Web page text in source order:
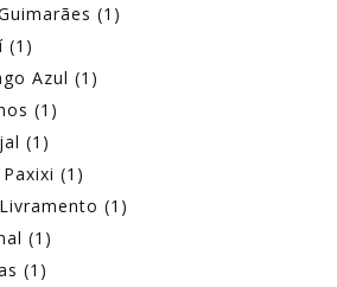
(1)
(1)
Azul (1)
(1)
(1)
(1)
(1)
(1)
(1)